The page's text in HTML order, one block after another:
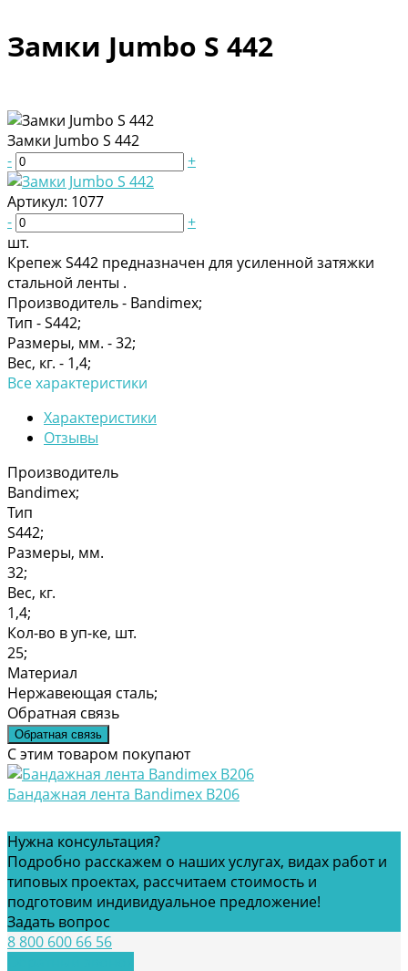
Замки Jumbo S 442
Замки Jumbo S 442
-
+
Артикул: 1077
-
+
шт.
Крепеж S442 предназначен для усиленной затяжки
стальной ленты .
Производитель - Bandimex;
Тип -S442;
Размеры, мм. -32;
Вес, кг. - 1,4;
Все характеристики
Характеристики
Отзывы
Производитель
Bandimex;
Тип
S442;
Размеры, мм.
32;
Вес, кг.
1,4;
Кол-во в уп-ке, шт.
25;
Материал
Нержавеющая сталь;
Обратная связь
Обратная связь
С этим товаром покупают
Бандажная лента Bandimex В206
Нужна консультация?
Подробно расскажем о наших услугах, видах работ и
типовых проектах, рассчитаем стоимость и
подготовим индивидуальное предложение!
Задать вопрос
8 800 600 66 56